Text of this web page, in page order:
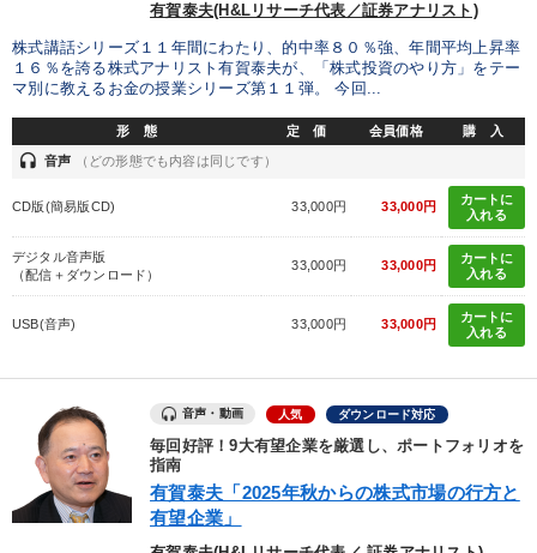
すべての音声・動画（全2077タイトル）からお探しいただけます
タグ・キーワード
企業文化 MBA 金融 不動産
話し方 稲盛和夫 SDGs 対談・座談会
DX
※「更新」を押すと「タグ・キーワード」を更新いただけます。
有賀泰夫(H&Lリサーチ代表／証券アナリスト)
株式講話シリーズ１１年間にわたり、的中率８０％強、年間平均上昇率
１６％を誇る株式アナリスト有賀泰夫が、「株式投資のやり方」をテー
マ別に教えるお金の授業シリーズ第１１弾。 今回...
形 態 定 価 会員価格 購 入
headset 音声 （どの形態でも内容は同じです）
CD版(簡易版CD) 33,000円 33,000円
カートに
入れる
デジタル音声版
（配信＋ダウンロード）
33,000円 33,000円
カートに
入れる
USB(音声) 33,000円 33,000円
カートに
入れる
音声・動画 人気 ダウンロード対応
毎回好評！9大有望企業を厳選し、ポートフォリオを
指南
有賀泰夫「2025年秋からの株式市場の行方と
有望企業」